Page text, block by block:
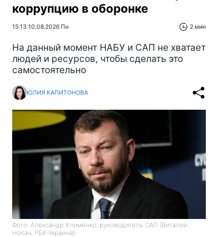
коррупцию в оборонке
15:13 10.08.2026 Пн 2 мин
На данный момент НАБУ и САП не хватает
людей и ресурсов, чтобы сделать это
самостоятельно
ЮЛИЯ КАПИТОНОВА
Фото: Александр Клименко, руководитель САП (Виталий
Носач, РБК-Украина)